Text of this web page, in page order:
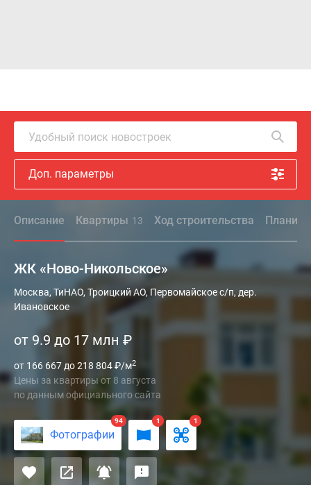
Удобный поиск новостроек
Доп. параметры
Описание Квартиры 13 Ход строительства
ЖК «Ново-Никольское»
Жилой
комплекс
«Ново-
Никольское»
представляет
собой
малоэтажный
возведенный
Новой
Москве
Москва, ТиНАО, Троицкий АО, Первомайское с/п, дер.
Ивановское
от 9.9 до 17 млн ₽
от 166 667 до 218 804₽/м2
Цены за квартирыот 8 августа
по данным официального сайта
Фотографии
94 1 1